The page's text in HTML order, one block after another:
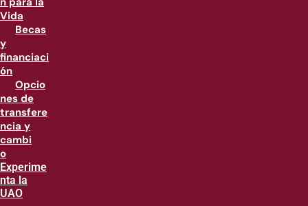
Vida
Becas
y
financiaci
ón
Opcio
nes de
transfere
ncia y
cambi
o
Experime
nta la
UAO